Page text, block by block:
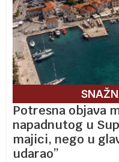
Potresna objava
napadnutog u
majici, nego u
udarao”